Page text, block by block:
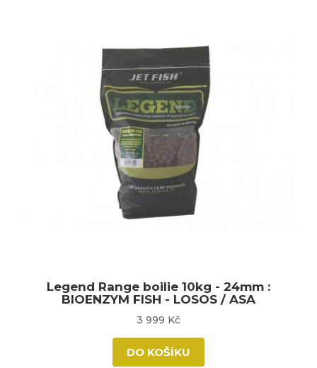
Legend Range boilie 10kg - 24mm :
BIOENZYM FISH - LOSOS / ASA
3 999 Kč
DO KOŠÍKU